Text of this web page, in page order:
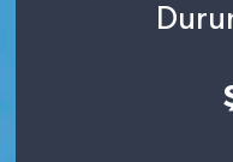
Son Dakika